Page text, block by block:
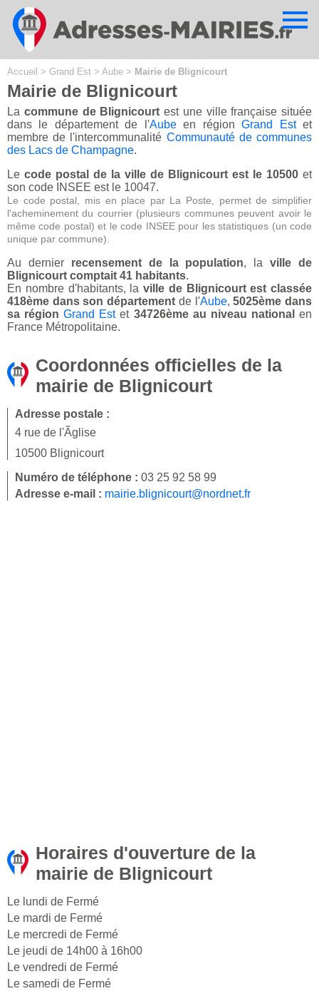
Accueil > Grand Est > Aube > Mairie de Blignicourt
Mairie de Blignicourt
La commune de Blignicourt est une ville française située
dans le département de l'Aubeen régionGrand Estet
membre de l'intercommunalité Communauté de communes
des Lacs de Champagne.
Le code postal de la ville de Blignicourt est le 10500 et
son code INSEE est le 10047.
Le code postal, mis en place par La Poste, permet de simplifier
l'acheminement du courrier (plusieurs communes peuvent avoir le
même code postal) et le code INSEE pour les statistiques (un code
unique par commune).
Au dernier recensement de la population, laville de
Blignicourt comptait 41 habitants.
En nombre d'habitants, la ville de Blignicourt est classée
418ème dans son département de l'Aube,5025ème dans
sa région Grand Estet 34726ème au niveau national en
France Métropolitaine.
Coordonnées officielles de la
mairie de Blignicourt
Adresse postale :
4 rue de l'Ãglise
10500 Blignicourt
Numéro de téléphone : 03 25 92 58 99
Adresse e-mail : mairie.blignicourt@nordnet.fr
Horaires d'ouverture de la
mairie de Blignicourt
Le lundi de Fermé
Le mardi de Fermé
Le mercredi de Fermé
Le jeudi de 14h00 à 16h00
Le vendredi de Fermé
Le samedi de Fermé
Cookies management panel